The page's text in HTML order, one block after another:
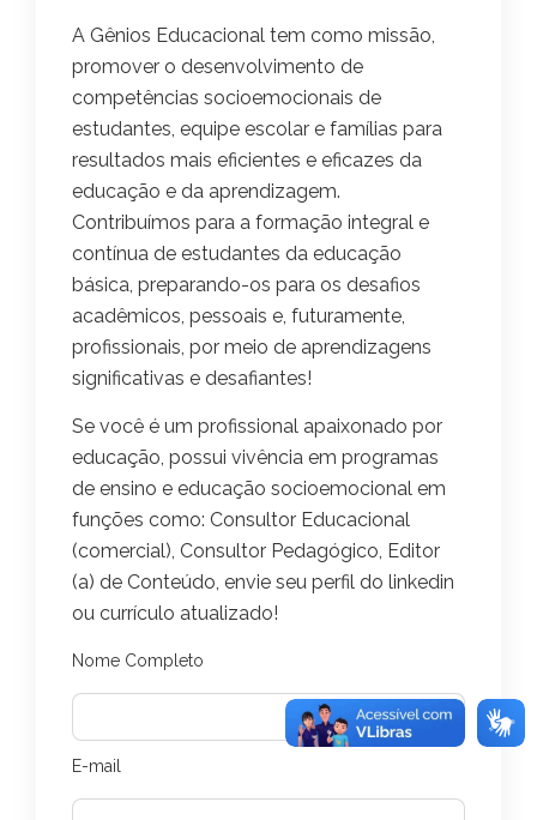
A Gênios Educacional tem como missão,
promover o desenvolvimento de
competências socioemocionais de
estudantes, equipe escolar e famílias para
resultados mais eficientes e eficazes da
educação e da aprendizagem.
Contribuímos para a formação integral e
contínua de estudantes da educação
básica, preparando-os para os desafios
acadêmicos, pessoais e, futuramente,
profissionais, por meio de aprendizagens
significativas e desafiantes!
Se você é um profissional apaixonado por
educação, possui vivência em programas
de ensino e educação socioemocional em
funções como: Consultor Educacional
(comercial), Consultor Pedagógico, Editor
(a) de Conteúdo, envie seu perfil do linkedin
ou currículo atualizado!
Nome Completo
E-mail